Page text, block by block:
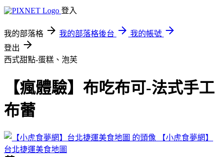
登入
我的部落格 我的部落格後台
我的帳號
登出
西式甜點-蛋糕、泡芙
【瘋體驗】布吃布可-法式手工
布蕾
【小虎食夢網】
台北捷運美食地圖